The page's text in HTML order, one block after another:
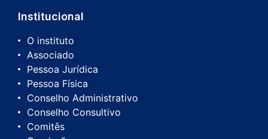
Institucional
O instituto
Associado
Pessoa Jurídica
Pessoa Física
Conselho Administrativo
Conselho Consultivo
Comitês